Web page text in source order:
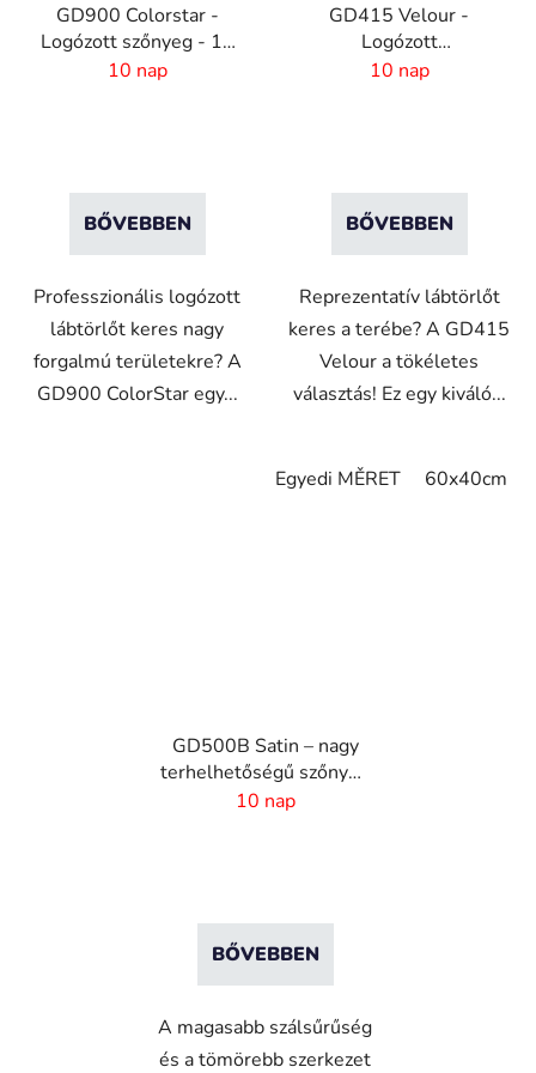
GD900 Colorstar -
Logózott szőnyeg - 10
mm szál - egyedi méret
10 nap
BŐVEBBEN
Professzionális logózott
lábtörlőt keres nagy
forgalmú területekre? A
GD900 ColorStar egy...
GD415 Velour -
Logózott
reklámszőnyeg - 4 mm
10 nap
BŐVEBBEN
Reprezentatív lábtörlőt
keres a terébe? A GD415
Velour a tökéletes
választás! Ez egy kiváló...
Egyedi MĚRET 60x40cm
GD500B Satin – nagy
terhelhetőségű szőnyeg
digitális nyomtatással
10 nap
BŐVEBBEN
A magasabb szálsűrűség
és a tömörebb szerkezet